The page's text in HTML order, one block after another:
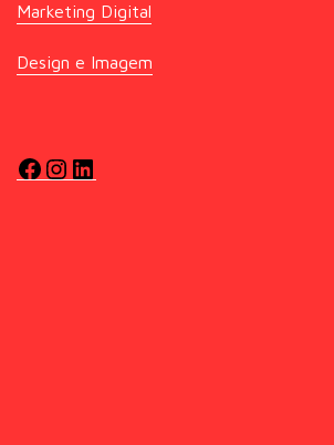
Marketing Digital
Design e Imagem